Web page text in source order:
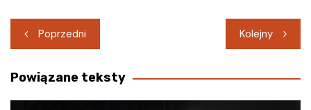
Nawigacja
wpisu
Poprzedni Kolejny
Powiązane teksty